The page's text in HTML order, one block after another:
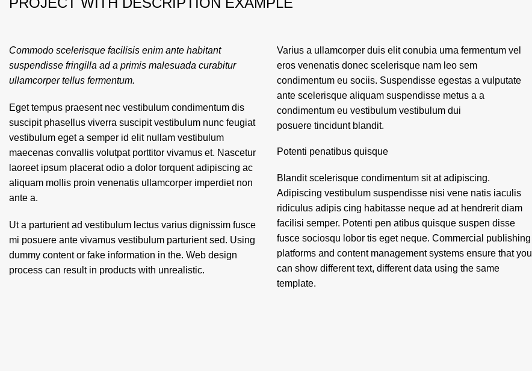
Commodo scelerisque facilisis enim ante habitant
suspendisse fringilla ad a primis malesuada curabitur
ullamcorper tellus fermentum.
Eget tempus praesent nec vestibulum condimentum dis
suscipit phasellus viverra suscipit vestibulum nunc feugiat
vestibulum eget a semper id elit nullam vestibulum
maecenas convallis volutpat porttitor vivamus et. Nascetur
laoreet ipsum placerat odio a dolor torquent adipiscing ac
aliquam mollis proin venenatis ullamcorper imperdiet non
ante a.
Ut a parturient ad vestibulum lectus varius dignissim fusce
mi posuere ante vivamus vestibulum parturient sed. Using
dummy content or fake information in the. Web design
process can result in products with unrealistic.
Varius a ullamcorper duis elit conubia urna fermentum vel
eros venenatis donec scelerisque nam leo sem
condimentum eu sociis. Suspendisse egestas a vulputate
ante scelerisque aliquam suspendisse metus a a
condimentum eu vestibulum vestibulum dui
posuere tincidunt blandit.
Potenti penatibus quisque
Blandit scelerisque condimentum sit at adipiscing.
Adipiscing vestibulum suspendisse nisi vene natis iaculis
ridiculus adipis cing habitasse neque ad at hendrerit diam
facilisi semper. Potenti pen atibus quisque suspen disse
fusce sociosqu lobor tis eget neque. Commercial publishing
platforms and content management systems ensure that you
can show different text, different data using the same
template.